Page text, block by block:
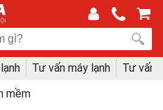
Tư vấn máy lạnh
Tư vấn
mềm